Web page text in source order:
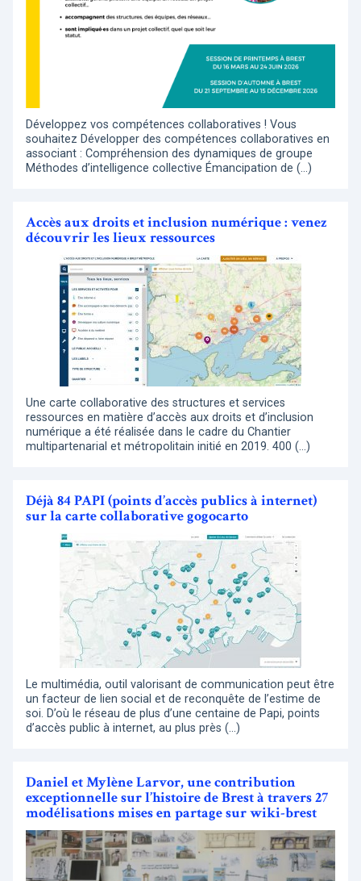
Développez vos compétences collaboratives ! Vous
souhaitez Développer des compétences collaboratives en
associant : Compréhension des dynamiques de groupe
Méthodes d’intelligence collective Émancipation de (…)
Accès aux droits et inclusion numérique : venez
découvrir les lieux ressources
Une carte collaborative des structures et services
ressources en matière d’accès aux droits et d’inclusion
numérique a été réalisée dans le cadre du Chantier
multipartenarial et métropolitain initié en 2019. 400 (…)
Déjà 84 PAPI (points d’accès publics à internet)
sur la carte collaborative gogocarto
Le multimédia, outil valorisant de communication peut être
un facteur de lien social et de reconquête de l’estime de
soi. D’où le réseau de plus d’une centaine de Papi, points
d’accès public à internet, au plus près (…)
Daniel et Mylène Larvor, une contribution
exceptionnelle sur l’histoire de Brest à travers 27
modélisations mises en partage sur wiki-brest